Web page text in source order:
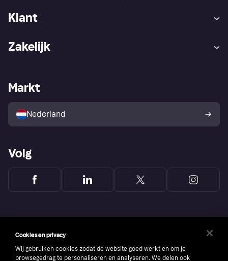
Klant
Winkeloverzicht
Kopersbescherming voor
consumenten
Zakelijk
Zakelijke login
Markt
Nederland
Volg
Cookies en privacy
Wij gebruiken cookies zodat de website goed werkt en om je
browsegedrag te personaliseren en analyseren. We delen ook